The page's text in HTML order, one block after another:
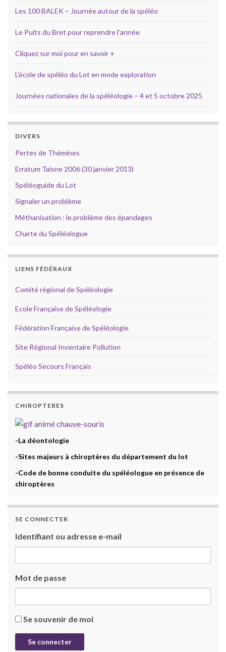
Les 100 BALEK – Journée autour de la spéléo
Le Puits du Bret pour reprendre l’année
Cliquez sur moi pour en savoir +
L’école de spéléo du Lot en mode exploration
Journées nationales de la spéléologie – 4 et 5 octobre 2025
DIVERS
Pertes de Thémines
Erratum Taisne 2006 (30 janvier 2013)
Spéléoguide du Lot
Signaler un problème
Méthanisation : le problème des épandages
Charte du Spéléologue
LIENS FÉDÉRAUX
Comité régional de Spéléologie
Ecole Française de Spéléologie
Fédération Française de Spéléologie
Site Régional Inventaire Pollution
Spéléo Secours Français
CHIROPTERES
-La déontologie
-Sites majeurs à chiroptères du département du lot
-Code de bonne conduite du spéléologue en présence de
chiroptères
SE CONNECTER
Identifiant ou adresse e-mail
Mot de passe
Se souvenir de moi
Se connecter